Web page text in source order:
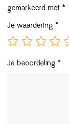
gemarkeerd met *
Je waardering *
Je beoordeling *